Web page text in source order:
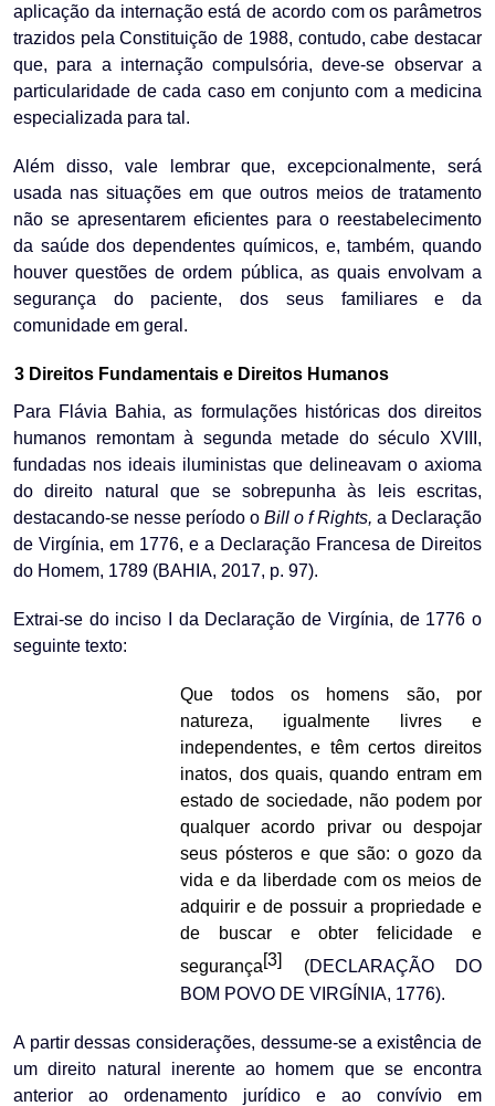
aplicação da internação está de acordo com os parâmetros
trazidos pela Constituição de 1988, contudo, cabe destacar
que, para a internação compulsória, deve-se observar a
particularidade de cada caso em conjunto com a medicina
especializada para tal.
Além disso, vale lembrar que, excepcionalmente, será
usada nas situações em que outros meios de tratamento
não se apresentarem eficientes para o reestabelecimento
da saúde dos dependentes químicos, e, também, quando
houver questões de ordem pública, as quais envolvam a
segurança do paciente, dos seus familiares e da
comunidade em geral.
3 Direitos Fundamentaise Direitos Humanos
Para Flávia Bahia, as formulações históricas dos direitos
humanos remontam à segunda metade do século XVIII,
fundadas nos ideais iluministas que delineavam o axioma
do direito natural que se sobrepunha às leis escritas,
destacando-se nesse período o Bill o f Rights, a Declaração
de Virgínia, em 1776, e a Declaração Francesa de Direitos
do Homem, 1789 (BAHIA, 2017, p. 97).
Extrai-se do inciso I da Declaração de Virgínia, de 1776 o
seguinte texto:
Que todos os homens são, por
natureza, igualmente livres e
independentes, e têm certos direitos
inatos, dos quais, quando entram em
estado de sociedade, não podem por
qualquer acordo privar ou despojar
seus pósteros e que são: o gozo da
vida e da liberdade com os meios de
adquirir e de possuir a propriedade e
de buscar e obter felicidade e
segurança[3] (DECLARAÇÃO DO
BOM POVO DE VIRGÍNIA, 1776).
A partir dessas considerações, dessume-se a existência de
um direito natural inerente ao homem que se encontra
anterior ao ordenamento jurídico e ao convívio em